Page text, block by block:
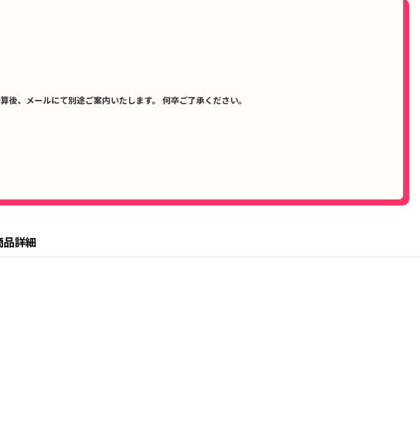
、メールにて別途ご案内いたします。 何卒ご了承ください。
品詳細